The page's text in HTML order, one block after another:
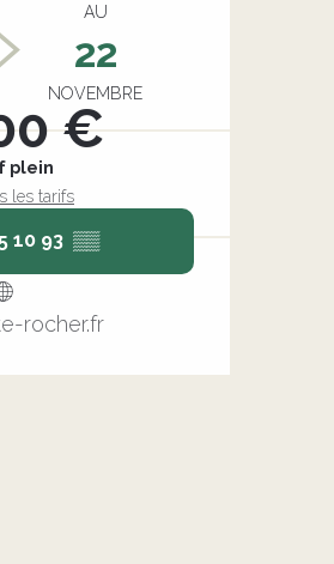
AU
22
NOVEMBRE
€
plein
les tarifs
10 93 ▒▒
rocher.fr